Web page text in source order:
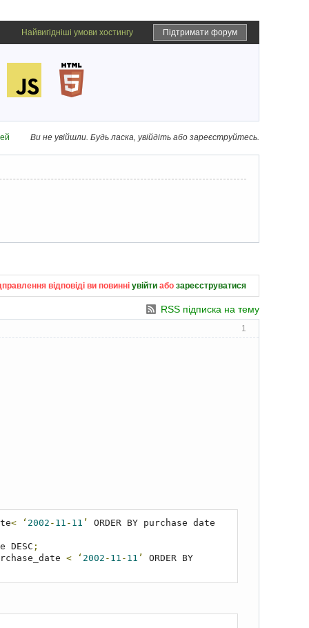
Підтримати форум
Найвигідніші умови хостингу
Ви не увійшли. Будь ласка, увійдіть або зареєструйтесь.
відповіді ви повинні увійти або зареєструватися
RSS підписка на тему
1
< ‘ 2002 - 11 - 11 ’ ORDER BY purchase date
DESC ;
< ‘ 2002 - 11 - 11 ’ ORDER BY